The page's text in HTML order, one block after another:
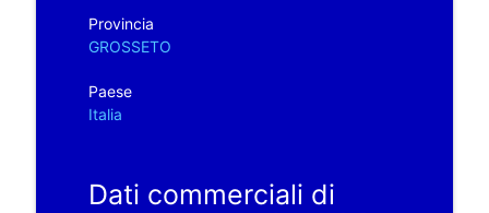
Provincia
GROSSETO
Paese
Italia
Dati commerciali di